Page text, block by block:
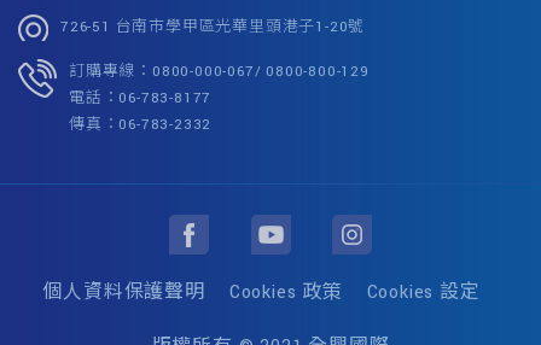
726-51 台南市學甲區光華里頭港子1-20號
訂購專線：0800-000-067/ 0800-800-129
電話：06-783-8177
傳真：06-783-2332
個人資料保護聲明 Cookies 政策 Cookies 設定